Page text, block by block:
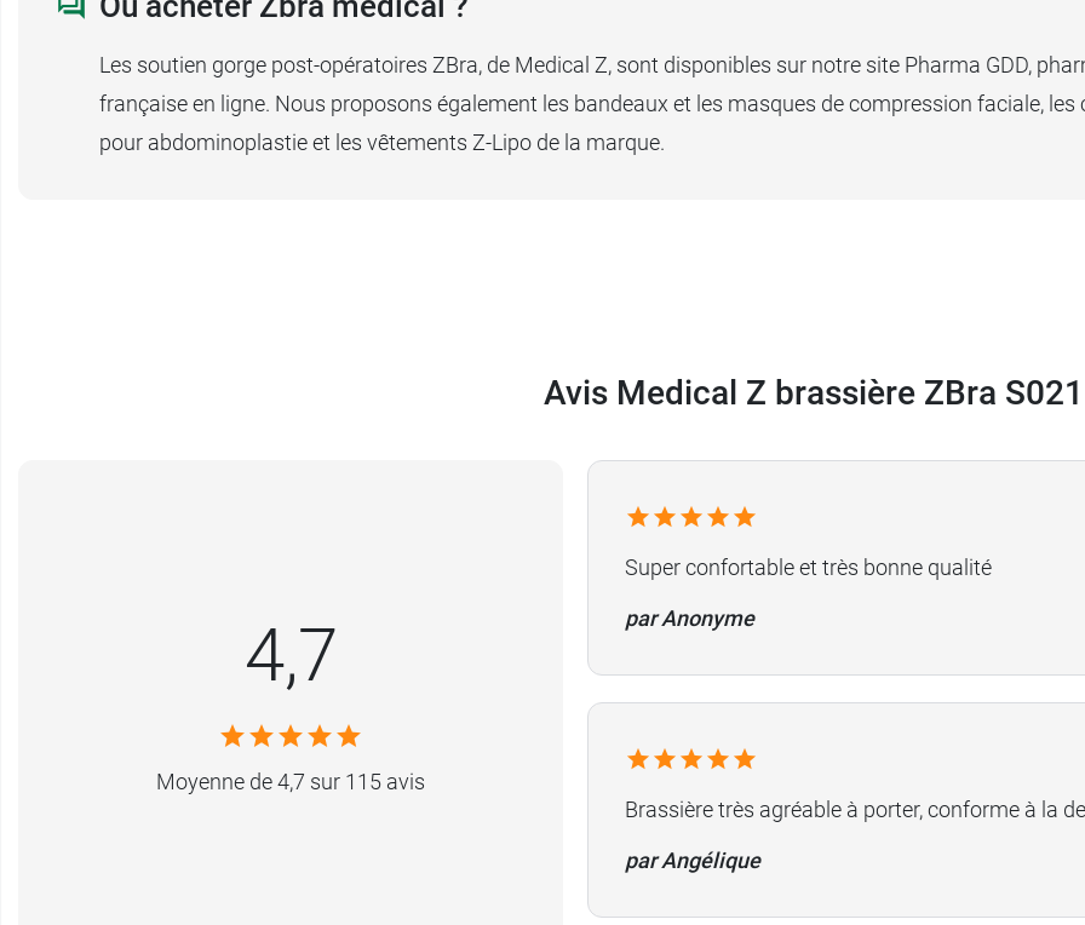
Les soutien gorge post-opératoires ZBra, de Medical Z, sont disponibles sur notre site Pharma GDD,
française en ligne. Nous proposons également les bandeaux et les masques de compression faciale, les
pour abdominoplastie et les vêtements Z-Lipo de la marque.
Avis Medical Z brassière ZBra S021
4,7
Moyenne de 4,7 sur 115 avis
Super confortable et très bonne qualité
par Anonyme
Brassière très agréable à porter, conforme à la
par Angélique